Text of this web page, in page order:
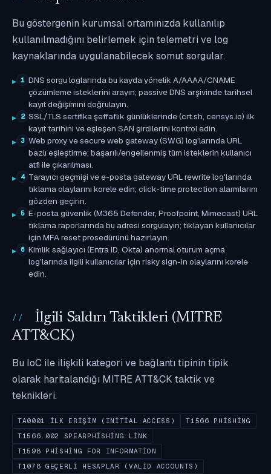
Bu göstergenin kurumsal ortamınızda kullanılıp
kullanılmadığını belirlemek için telemetri ve log
kaynaklarında uygulanabilecek somut sorgular.
1 DNS sorgu loglarında bu kayda yönelik A/AAAA/CNAME
çözümleme isteklerini arayın; passive DNS arşivinde tarihsel
kayıt değişimini doğrulayın.
2 SSL/TLS sertifika şeffaflık günlüklerinde (crt.sh, censys.io) ilk
kayıt tarihini ve eşleşen SAN girdilerini kontrol edin.
3 Web proxy ve secure web gateway (SWG) log'larında URL
bazlı eşleştirme; başarılı/engellenmiş tüm isteklerin kullanıcı
atfı ile çıkarılması.
4 Tarayıcı geçmişi ve e-posta gateway URL rewrite log'larında
tıklama olaylarını korele edin; click-time protection alarmlarını
gözden geçirin.
5 E-posta güvenlik (M365 Defender, Proofpoint, Mimecast) URL
tıklama raporlarında bu adresi sorgulayın; tıklayan kullanıcılar
için MFA reset prosedürünü hazırlayın.
6 Kimlik sağlayıcı (Entra ID, Okta) anormal oturum açma
log'larında ilgili kullanıcılar için risky sign-in olaylarını korele
edin.
İlgili Saldırı Taktikleri (MITRE
ATT&CK)
Bu IoC ile ilişkili kategori ve bağlantı tipinin tipik
olarak haritalandığı MITRE ATT&CK taktik ve
teknikleri.
TA0001 İLK ERIŞIM (INITIAL ACCESS)
T1566 PHISHING
T1566.002 SPEARPHISHING LINK
T1598 PHISHING FOR INFORMATION
T1078 GEÇERLI HESAPLAR (VALID ACCOUNTS)